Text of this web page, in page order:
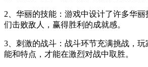
2、华丽的技能：游戏中设计了许多华
们击败敌人，赢得胜利的成就感。
3、刺激的战斗：战斗环节充满挑战，
能和特点，才能在激烈对战中取胜。